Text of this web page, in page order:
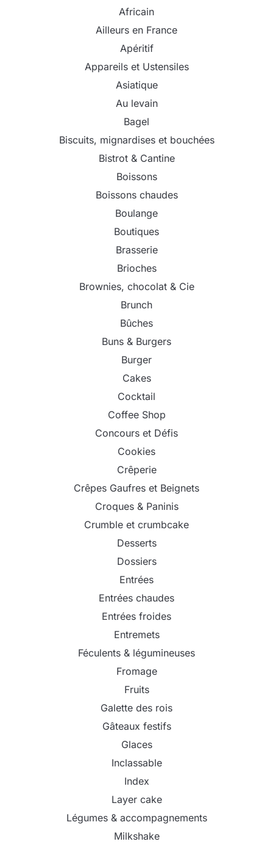
Africain
Ailleurs en France
Apéritif
Appareils et Ustensiles
Asiatique
Au levain
Bagel
Biscuits, mignardises et bouchées
Bistrot & Cantine
Boissons
Boissons chaudes
Boulange
Boutiques
Brasserie
Brioches
Brownies, chocolat & Cie
Brunch
Bûches
Buns & Burgers
Burger
Cakes
Cocktail
Coffee Shop
Concours et Défis
Cookies
Crêperie
Crêpes Gaufres et Beignets
Croques & Paninis
Crumble et crumbcake
Desserts
Dossiers
Entrées
Entrées chaudes
Entrées froides
Entremets
Féculents & légumineuses
Fromage
Fruits
Galette des rois
Gâteaux festifs
Glaces
Inclassable
Index
Layer cake
Légumes & accompagnements
Milkshake